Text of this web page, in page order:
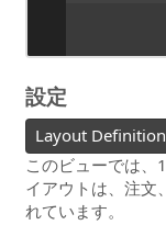
設定
Layout
このビューでは、
イアウトは、注文
れています。